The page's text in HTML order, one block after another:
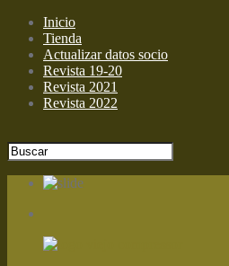
Inicio
Tienda
Actualizar datos socio
Revista 19-20
Revista 2021
Revista 2022